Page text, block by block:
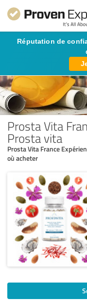
Réputation de
Prosta Vita
Prosta vita
Prosta Vita France
où acheter